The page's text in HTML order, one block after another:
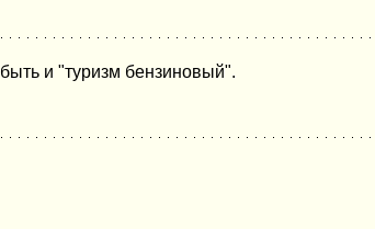
и "туризм бензиновый".